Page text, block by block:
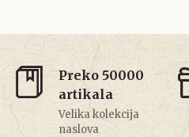
Preko 50000
artikala
Velika kolekcija
naslova